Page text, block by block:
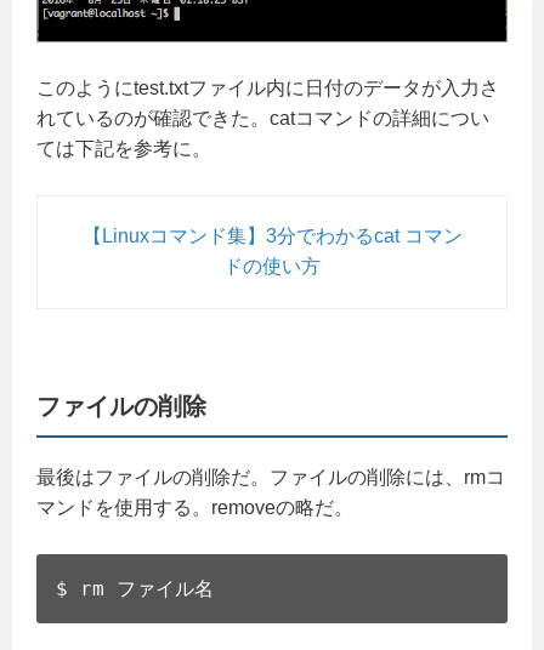
このようにtest.txtファイル内に日付のデータが入力さ
れているのが確認できた。catコマンドの詳細につい
ては下記を参考に。
【Linuxコマンド集】3分でわかるcat コマン
ドの使い方
ファイルの削除
最後はファイルの削除だ。ファイルの削除には、rmコ
マンドを使用する。removeの略だ。
$ rm ファイル名